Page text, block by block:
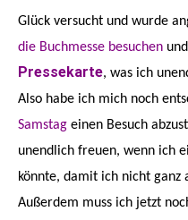
Glück versucht und wurde
die Buchmesse besuchen
Pressekarte, was ich
Also habe ich mich noch
Samstag einen Besuch
unendlich freuen, wenn ich
könnte, damit ich nicht
Außerdem muss ich jetzt